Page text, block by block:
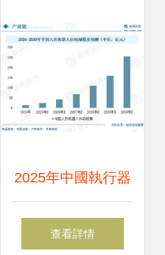
2025年中國執行器
行業發展現狀、企
查看詳情